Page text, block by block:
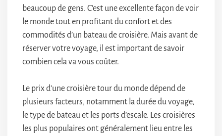
beaucoup de gens. C’est une excellente façon de voir
le monde tout en profitant du confort et des
commodités d’un bateau de croisière. Mais avant de
réserver votre voyage, il est important de savoir
combien cela va vous coûter.
Le prix d’une croisière tour du monde dépend de
plusieurs facteurs, notamment la durée du voyage,
le type de bateau et les ports d’escale. Les croisières
les plus populaires ont généralement lieu entre les